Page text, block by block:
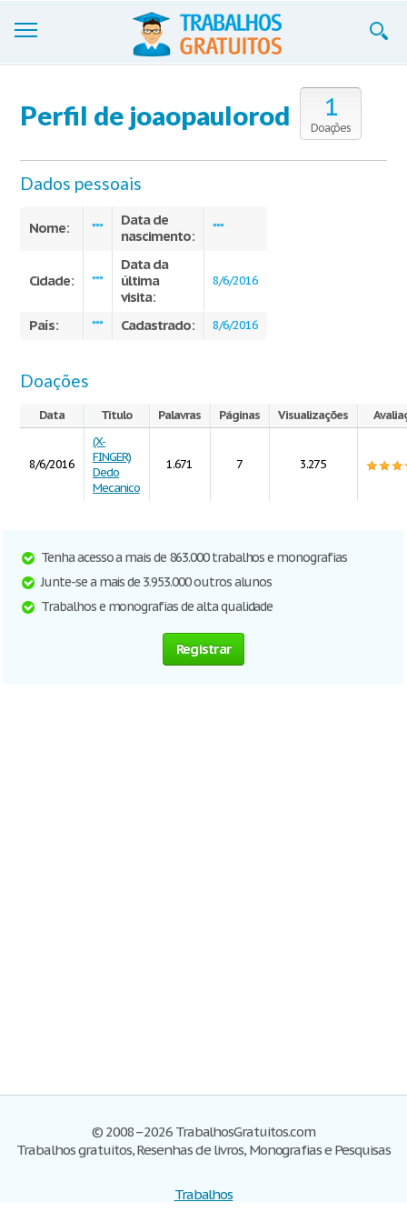
Cadastre-se
Entre
1
Doações
Perfil de joaopaulorod
Dados pessoais
Nome: ***
Data de
nascimento:
***
Cidade: ***
Data da
última
visita:
8/6/2016
País: *** Cadastrado: 8/6/2016
Doações
Data Título Palavras Páginas Visualizações
8/6/2016
(X-
FINGER)
Dedo
Mecanico
1.671 7 3.275
Tenha acesso a mais de 863.000 trabalhos e monografias
Junte-se a mais de 3.953.000 outros alunos
Trabalhos e monografias de alta qualidade
Registrar
© 2008–2026 TrabalhosGratuitos.com
Trabalhos gratuitos, Resenhas de livros, Monografias e Pesquisas
Trabalhos